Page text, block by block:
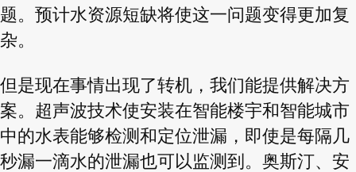
题。预计水资源短缺将使这一问题变得更加复
杂。
但是现在事情出现了转机，我们能提供解决方
案。超声波技术使安装在智能楼宇和智能城市
中的水表能够检测和定位泄漏，即使是每隔几
秒漏一滴水的泄漏也可以监测到。奥斯汀、安